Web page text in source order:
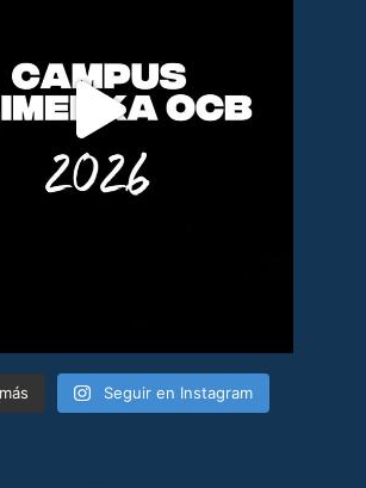
Seguir en Instagram